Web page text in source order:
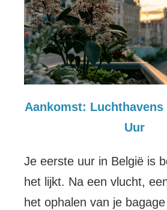
Aankomst: Luchthavens
Uur
Je eerste uur in België is
het lijkt. Na een vlucht,
het ophalen van je